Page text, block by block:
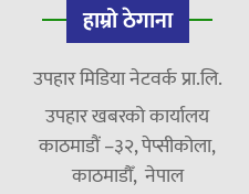
हाम्रो ठेगाना
उपहार मिडिया नेटवर्क प्रा.लि.
उपहार खबरको कार्यालय
काठमाडौं –३२, पेप्सीकोला,
काठमाडौँ, नेपाल